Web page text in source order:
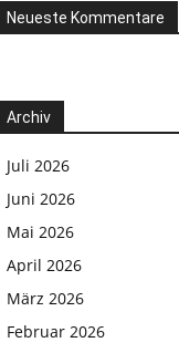
Neueste Kommentare
Archiv
Juli 2026
Juni 2026
Mai 2026
April 2026
März 2026
Februar 2026